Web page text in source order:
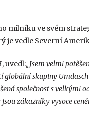
milníku ve svém
vedle Severní
uvedl:„Jsem velmi
globální skupiny
společnost s velkými
zákazníky vysoce